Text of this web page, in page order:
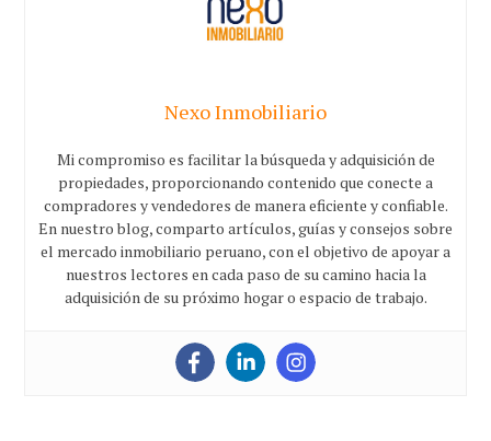
Nexo Inmobiliario
Mi compromiso es facilitar la búsqueda y adquisición de
propiedades, proporcionando contenido que conecte a
compradores y vendedores de manera eficiente y confiable.
En nuestro blog, comparto artículos, guías y consejos sobre
el mercado inmobiliario peruano, con el objetivo de apoyar a
nuestros lectores en cada paso de su camino hacia la
adquisición de su próximo hogar o espacio de trabajo.